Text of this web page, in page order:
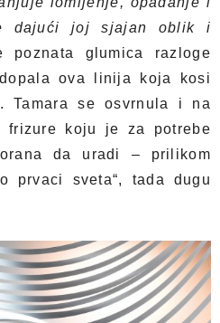
dajući joj sjajan oblik i
poznata glumica razloge
ova linija koja kosi
Tamara se osvrnula i na
frizure koju je za potrebe
da uradi – prilikom
prvaci sveta“, tada dugu